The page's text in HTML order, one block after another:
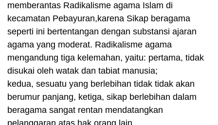
memberantas Radikalisme agama Islam di
kecamatan Pebayuran,karena Sikap beragama
seperti ini bertentangan dengan substansi ajaran
agama yang moderat. Radikalisme agama
mengandung tiga kelemahan, yaitu: pertama, tidak
disukai oleh watak dan tabiat manusia;
kedua, sesuatu yang berlebihan tidak tidak akan
berumur panjang, ketiga, sikap berlebihan dalam
beragama sangat rentan mendatangkan